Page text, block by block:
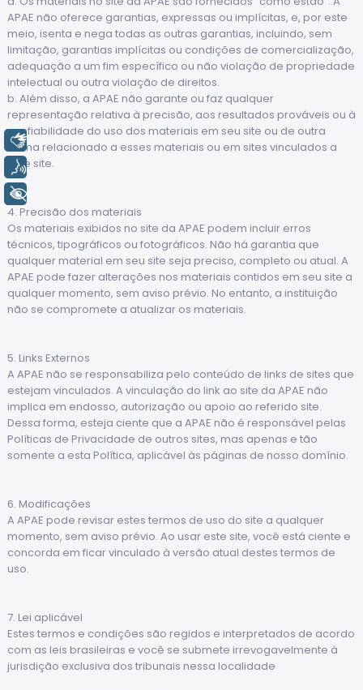
APAE não oferece garantias, expressas ou implícitas, e, por este
meio, isenta e nega todas as outras garantias, incluindo, sem
limitação, garantias implícitas ou condições de comercialização,
adequação a um fim específico ou não violação de propriedade
intelectual ou outra violação de direitos.
b. Além disso, a APAE não garante ou faz qualquer
representação relativa à precisão, aos resultados prováveis ou à
confiabilidade do uso dos materiais em seu site ou de outra
forma relacionado a esses materiais ou em sites vinculados a
este site.
4. Precisão dos materiais
Os materiais exibidos no site da APAE podem incluir erros
técnicos, tipográficos ou fotográficos. Não há garantia que
qualquer material em seu site seja preciso, completo ou atual. A
APAE pode fazer alterações nos materiais contidos em seu site a
qualquer momento, sem aviso prévio. No entanto, a instituição
não se compromete a atualizar os materiais.
5. Links Externos
A APAE não se responsabiliza pelo conteúdo de links de sites que
estejam vinculados. A vinculação do link ao site da APAE não
implica em endosso, autorização ou apoio ao referido site.
Dessa forma, esteja ciente que a APAE não é responsável pelas
Políticas de Privacidade de outros sites, mas apenas e tão
somente a esta Política, aplicável às páginas de nosso domínio.
6. Modificações
A APAE pode revisar estes termos de uso do site a qualquer
momento, sem aviso prévio. Ao usar este site, você está ciente e
concorda em ficar vinculado à versão atual destes termos de
uso.
7. Lei aplicável
Estes termos e condições são regidos e interpretados de acordo
com as leis brasileiras e você se submete irrevogavelmente à
jurisdição exclusiva dos tribunais nessa localidade
Voz